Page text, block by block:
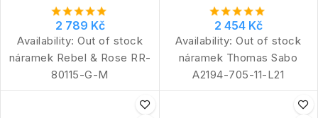
2 789 Kč
Availability: Out of stock
náramek Rebel & Rose RR-
80115-G-M
2 454 Kč
Availability: Out of stock
náramek Thomas Sabo
A2194-705-11-L21